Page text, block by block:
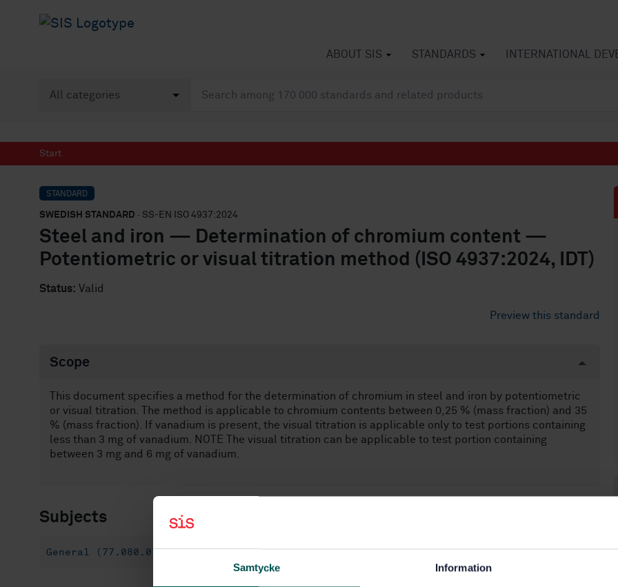
Samtycke Information
ABOUT SIS STANDARDS INTERNATIONAL
Start
STANDARD
SWEDISH STANDARD · SS-EN ISO 4937:2024
Steel and iron — Determination of chromium content —
Potentiometric or visual titration method (ISO 4937:2024, IDT)
Status: Valid
Preview this standard
Scope
This document specifies a method for the determination of chromium in steel and iron by potentiometric
or visual titration. The method is applicable to chromium contents between 0,25 % (mass fraction) and 35
% (mass fraction). If vanadium is present, the visual titration is applicable only to test portions containing
less than 3 mg of vanadium. NOTE The visual titration can be applicable to test portion containing
between 3 mg and 6 mg of vanadium.
Subjects
General (77.080.01)